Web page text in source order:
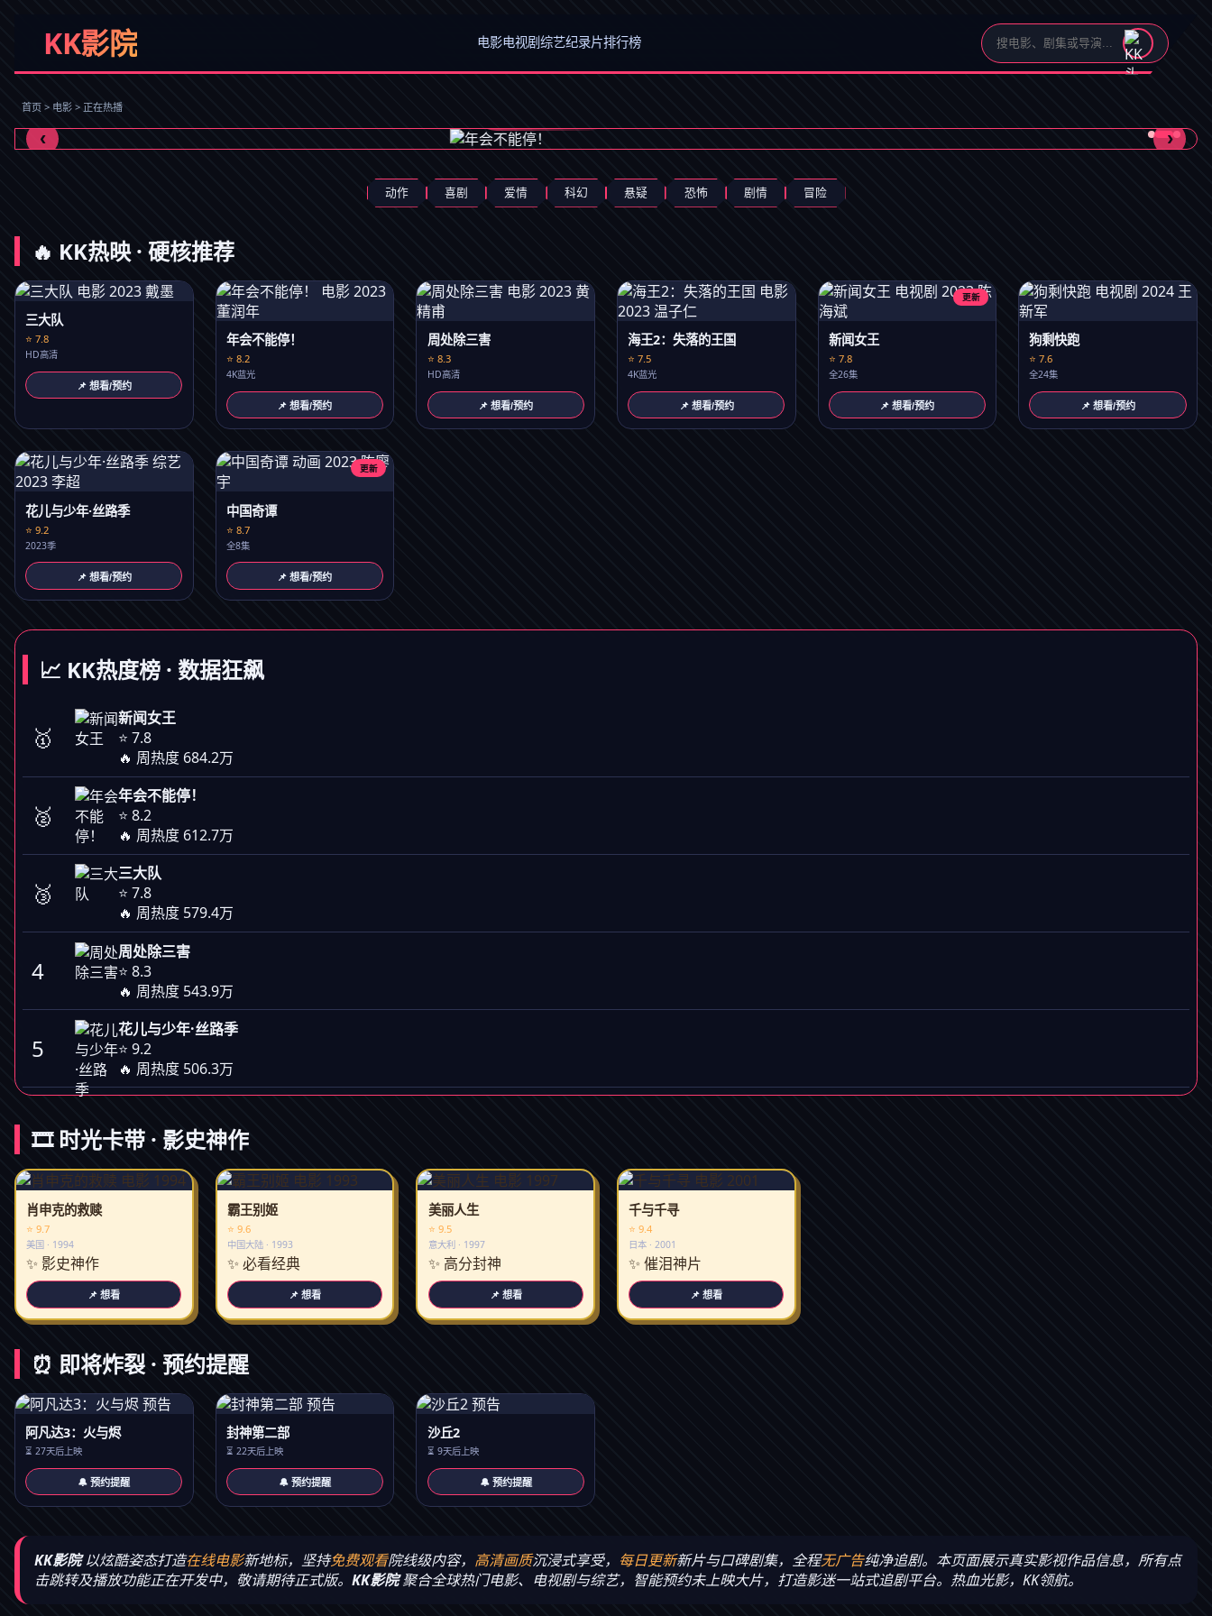
KK影院 电影电视剧综艺纪录片排行榜
首页 > 电影 > 正在热播
年会不能停！
立即观看
‹ ›
动作 喜剧 爱情 科幻 悬疑 恐怖 剧情 冒险
🔥 KK热映 · 硬核推荐
三大队
⭐ 7.8
HD高清
📌 想看/预约
年会不能停！
⭐ 8.2
4K蓝光
📌 想看/预约
周处除三害
⭐ 8.3
HD高清
📌 想看/预约
海王2：失落的王国
⭐ 7.5
4K蓝光
📌 想看/预约
更新
新闻女王
⭐ 7.8
全26集
📌 想看/预约
狗剩快跑
⭐ 7.6
全24集
📌 想看/预约
花儿与少年·丝路季
⭐ 9.2
2023季
📌 想看/预约
更新
中国奇谭
⭐ 8.7
全8集
📌 想看/预约
📈 KK热度榜 · 数据狂飙
🥇
新闻女王
⭐ 7.8
🔥 周热度 684.2万
🥈
年会不能停！
⭐ 8.2
🔥 周热度 612.7万
🥉
三大队
⭐ 7.8
🔥 周热度 579.4万
4
周处除三害
⭐ 8.3
🔥 周热度 543.9万
5
花儿与少年·丝路季
⭐ 9.2
🔥 周热度 506.3万
🎞️ 时光卡带 · 影史神作
肖申克的救赎
⭐ 9.7
美国 · 1994
✨ 影史神作
📌 想看
霸王别姬
⭐ 9.6
中国大陆 · 1993
✨ 必看经典
📌 想看
美丽人生
⭐ 9.5
意大利 · 1997
✨ 高分封神
📌 想看
千与千寻
⭐ 9.4
日本 · 2001
✨ 催泪神片
📌 想看
⏰ 即将炸裂 · 预约提醒
阿凡达3：火与烬
⏳ 27天后上映
🔔 预约提醒
封神第二部
⏳ 22天后上映
🔔 预约提醒
沙丘2
⏳ 9天后上映
🔔 预约提醒
KK影院以炫酷姿态打造在线电影新地标，坚持免费观看院线级内容， 高清画质沉浸式享受， 每日更新新片与口碑剧集，全程无广告纯净追剧。本页面展示真实影视作品信息，所有点
击跳转及播放功能正在开发中，敬请期待正式版。 KK影院聚合全球热门电影、电视剧与综艺，智能预约未上映大片，打造影迷一站式追剧平台。热血光影，KK领航。